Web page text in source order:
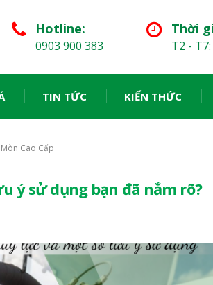
Thời
T2 -
Hotline:
0903 900 383
TIN TỨC KIẾN THỨC
Cao Cấp
ý sử dụng bạn đã nắm rõ?